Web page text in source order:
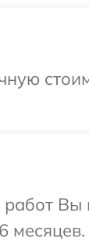
Вы
месяцев.